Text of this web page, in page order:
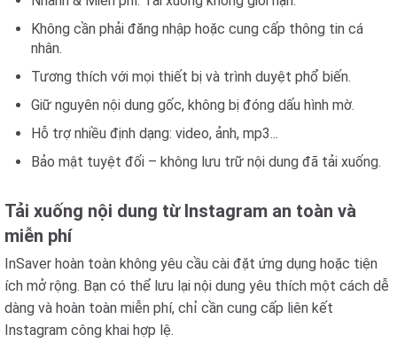
Không cần phải đăng nhập hoặc cung cấp thông tin cá
nhân.
Tương thích với mọi thiết bị và trình duyệt phổ biến.
Giữ nguyên nội dung gốc, không bị đóng dấu hình mờ.
Hỗ trợ nhiều định dạng: video, ảnh, mp3...
Bảo mật tuyệt đối – không lưu trữ nội dung đã tải xuống.
Tải xuống nội dung từ Instagram an toàn và
miễn phí
InSaver hoàn toàn không yêu cầu cài đặt ứng dụng hoặc tiện
ích mở rộng. Bạn có thể lưu lại nội dung yêu thích một cách dễ
dàng và hoàn toàn miễn phí, chỉ cần cung cấp liên kết
Instagram công khai hợp lệ.